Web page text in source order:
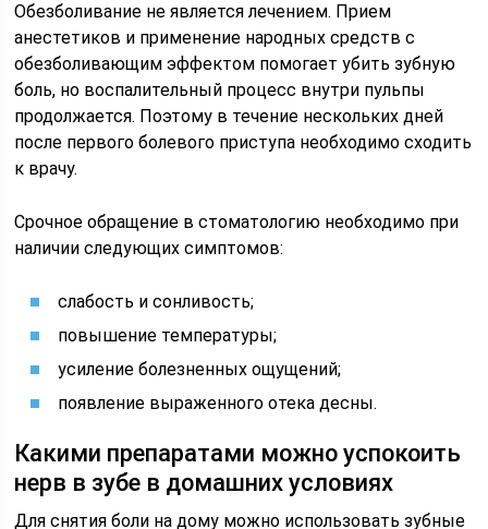
Обезболивание не является лечением. Прием
анестетиков и применение народных средств с
обезболивающим эффектом помогает убить зубную
боль, но воспалительный процесс внутри пульпы
продолжается. Поэтому в течение нескольких дней
после первого болевого приступа необходимо сходить
к врачу.
Срочное обращение в стоматологию необходимо при
наличии следующих симптомов:
слабость и сонливость;
повышение температуры;
усиление болезненных ощущений;
появление выраженного отека десны.
Какими препаратами можно успокоить
нерв в зубе в домашних условиях
Для снятия боли на дому можно использовать зубные